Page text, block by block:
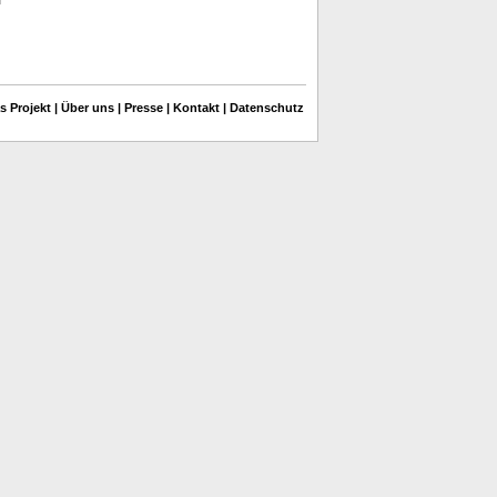
Projekt | Über uns | Presse | Kontakt | Datenschutz